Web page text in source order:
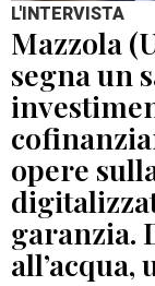
L'INTERVISTA
Mazzola
segna un
opere
garanzia.
all’acqua,